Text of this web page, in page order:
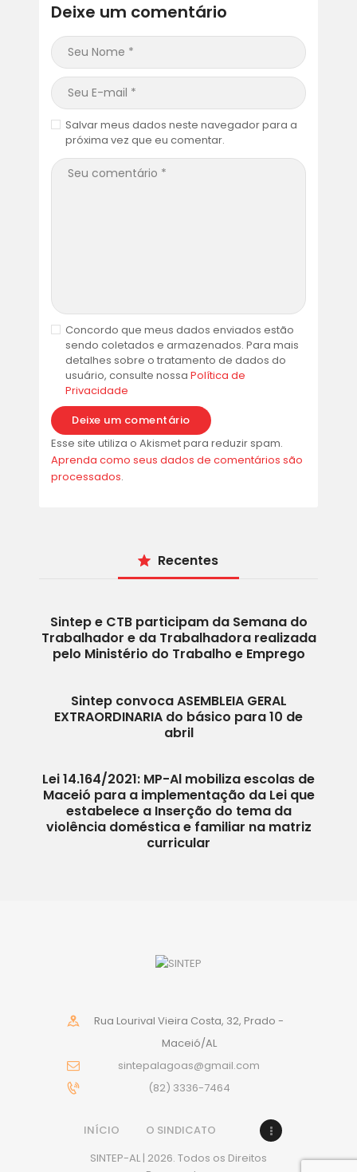
Deixe um comentário
Salvar meus dados neste navegador para a
próxima vez que eu comentar.
Concordo que meus dados enviados estão
sendo coletados e armazenados. Para mais
detalhes sobre o tratamento de dados do
usuário, consulte nossaPolítica de
Privacidade
Esse site utiliza o Akismet para reduzir spam.
Aprenda como seus dados de comentários são
processados.
Recentes
Sintep e CTB participam da Semana do
Trabalhador e da Trabalhadora realizada
pelo Ministério do Trabalho e Emprego
Sintep convoca ASEMBLEIA GERAL
EXTRAORDINARIA do básico para 10 de
abril
Lei 14.164/2021: MP-Al mobiliza escolas de
Maceió para a implementação da Lei que
estabelece a Inserção do tema da
violência doméstica e familiar na matriz
curricular
Rua Lourival Vieira Costa, 32, Prado -
Maceió/AL
sintepalagoas@gmail.com
(82) 3336-7464
INÍCIO
O SINDICATO
SINTEP-AL | 2026. Todos os Direitos